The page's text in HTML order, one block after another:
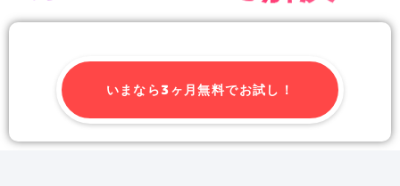
いまなら3ヶ月無料でお試し！